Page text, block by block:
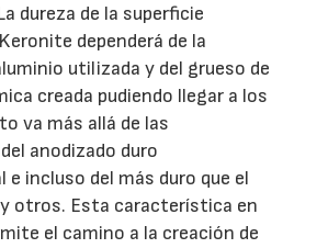
dureza de la superficie
dependerá de la
utilizada y del grueso de
creada pudiendo llegar a los
va más allá de las
anodizado duro
e incluso del más duro que el
otros. Esta característica en
el camino a la creación de